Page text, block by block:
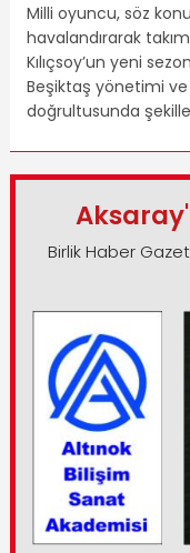
Milli oyuncu, söz
havalandırarak
Kılıçsoy’un yeni
Beşiktaş yönetimi
doğrultusunda
Birlik Haber